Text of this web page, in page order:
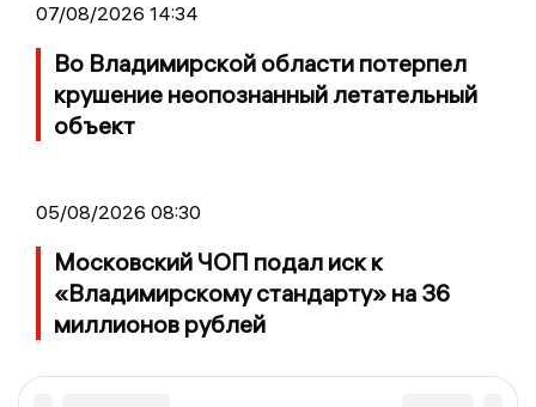
07/08/2026 14:34
Во Владимирской области потерпел
крушение неопознанный летательный
объект
05/08/2026 08:30
Московский ЧОП подал иск к
«Владимирскому стандарту» на 36
миллионов рублей